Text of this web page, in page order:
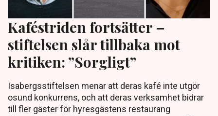
Kaféstriden fortsätter –
stiftelsen slår tillbaka mot
kritiken: ”Sorgligt”
Isabergsstiftelsen menar att deras kafé inte utgör
osund konkurrens, och att deras verksamhet bidrar
till fler gäster för hyresgästens restaurang